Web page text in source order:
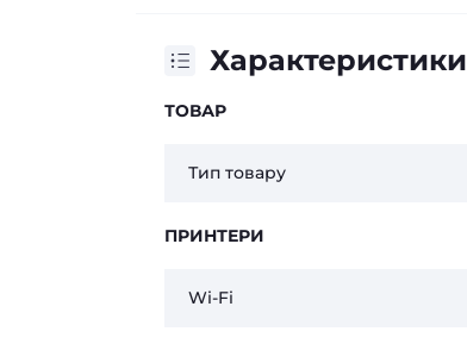
Характеристики
ТОВАР
Тип товару
ПРИНТЕРИ
Wi-Fi